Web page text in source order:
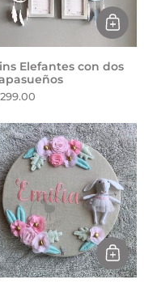
Elefantes con dos